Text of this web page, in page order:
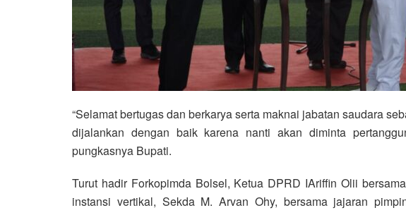
“Selamat bertugas dan berkarya serta maknai jabatan saudara
dijalankan dengan baik karena nanti akan diminta
pungkasnya Bupati.
Turut hadir Forkopimda Bolsel, Ketua DPRD IAriffin Olii
instansi vertikal, Sekda M. Arvan Ohy, bersama jajaran